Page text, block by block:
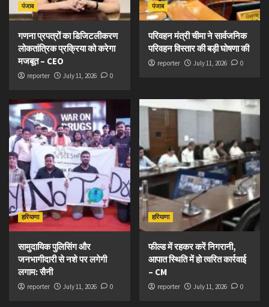
पंजाब
गणना प्रपत्रों का डिजिटलीकरण
लोकतांत्रिक प्रक्रिया को करेगा
मजबूत – CEO
reporter July 11, 2026 0
पंजाब
परिवहन मंत्री चीमा ने सार्वजनिक
परिवहन विस्तार की बड़ी घोषणा की
reporter July 11, 2026 0
हरियाणा
सामुदायिक पुलिसिंग और
जनभागीदारी से नशे पर लगेगी
लगाम: सैनी
reporter July 11, 2026 0
हरियाणा
फील्ड में रहकर करें निगरानी,
आपात स्थिति में हो त्वरित कार्रवाई
– CM
reporter July 11, 2026 0